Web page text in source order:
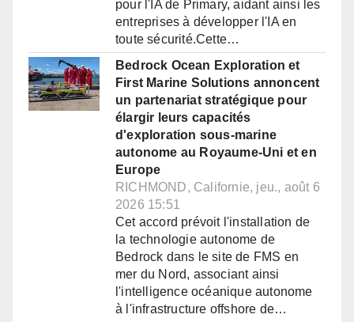
pour l'IA de Primary, aidant ainsi les
entreprises à développer l'IA en
toute sécurité.Cette…
Bedrock Ocean Exploration et
First Marine Solutions annoncent
un partenariat stratégique pour
élargir leurs capacités
d'exploration sous-marine
autonome au Royaume-Uni et en
Europe
RICHMOND, Californie, jeu., août 6
2026 15:51
Cet accord prévoit l'installation de
la technologie autonome de
Bedrock dans le site de FMS en
mer du Nord, associant ainsi
l'intelligence océanique autonome
à l'infrastructure offshore de…